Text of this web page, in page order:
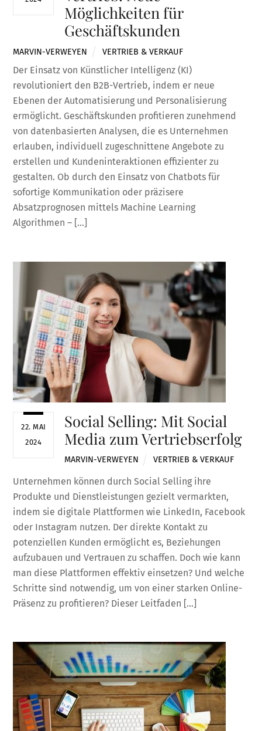
Möglichkeiten für
Geschäftskunden
MARVIN-VERWEYEN VERTRIEB & VERKAUF
Der Einsatz von Künstlicher Intelligenz (KI)
revolutioniert den B2B-Vertrieb, indem er neue
Ebenen der Automatisierung und Personalisierung
ermöglicht. Geschäftskunden profitieren zunehmend
von datenbasierten Analysen, die es Unternehmen
erlauben, individuell zugeschnittene Angebote zu
erstellen und Kundeninteraktionen effizienter zu
gestalten. Ob durch den Einsatz von Chatbots für
sofortige Kommunikation oder präzisere
Absatzprognosen mittels Machine Learning
Algorithmen – […]
22. MAI
2024
Social Selling: Mit Social
Media zum Vertriebserfolg
MARVIN-VERWEYEN VERTRIEB & VERKAUF
Unternehmen können durch Social Selling ihre
Produkte und Dienstleistungen gezielt vermarkten,
indem sie digitale Plattformen wie LinkedIn, Facebook
oder Instagram nutzen. Der direkte Kontakt zu
potenziellen Kunden ermöglicht es, Beziehungen
aufzubauen und Vertrauen zu schaffen. Doch wie kann
man diese Plattformen effektiv einsetzen? Und welche
Schritte sind notwendig, um von einer starken Online-
Präsenz zu profitieren? Dieser Leitfaden […]